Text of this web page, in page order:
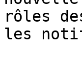
rôles
les